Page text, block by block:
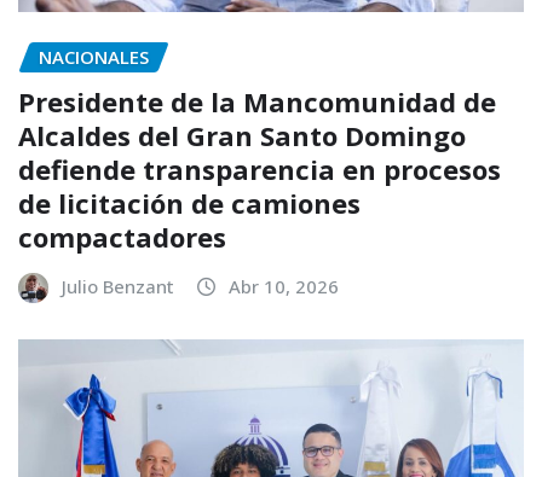
NACIONALES
Presidente de la Mancomunidad de
Alcaldes del Gran Santo Domingo
defiende transparencia en procesos
de licitación de camiones
compactadores
Julio Benzant Abr 10, 2026